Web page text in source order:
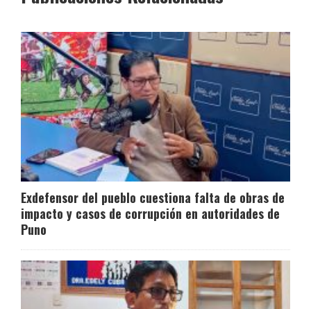
Exdefensor del pueblo cuestiona falta de obras de
impacto y casos de corrupción en autoridades de
Puno